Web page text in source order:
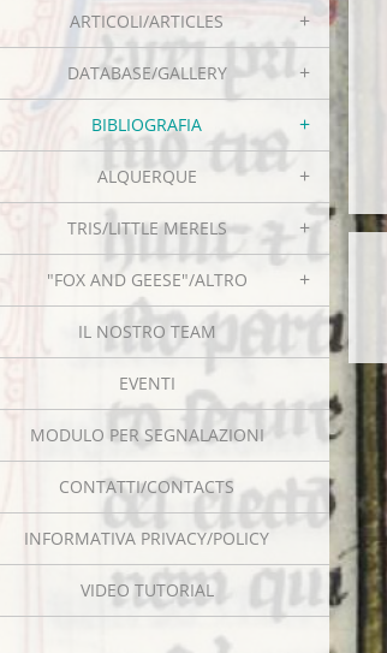
ARTICOLI/ARTICLES
DATABASE/GALLERY
BIBLIOGRAFIA
ALQUERQUE
TRIS/LITTLE MERELS
"FOX AND GEESE"/ALTRO
IL NOSTRO TEAM
EVENTI
MODULO PER SEGNALAZIONI
CONTATTI/CONTACTS
INFORMATIVA PRIVACY/POLICY
VIDEO TUTORIAL